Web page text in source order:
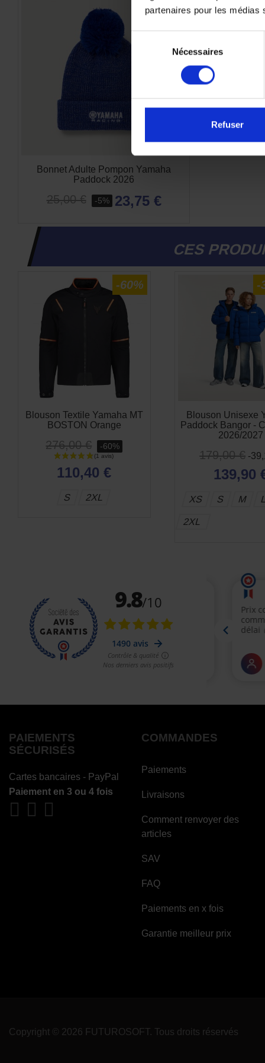
partenaires pour les médias
consentement
Nécessaires
Refuser
Bonnet Adulte Pompon Yamaha
Paddock 2026
25,00 € -5% 23,75 €
CES
-60%
Blouson Textile Yamaha MT
BOSTON Orange
276,00 € -60%
110,40 €
S 2XL
-
Blouson Unisexe
Paddock Bangor -
2026/2027
179,00 € -
139,90
XS S M L
2XL
PAIEMENTS
SÉCURISÉS
Cartes bancaires - PayPal
Paiement en 3 ou 4 fois
COMMANDES
Paiements
Livraisons
Comment renvoyer des
articles
SAV
FAQ
Paiements en x fois
Garantie meilleur prix
Copyright © 2026 FUTUROSOFT. Tous droits réservés